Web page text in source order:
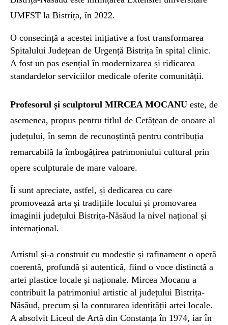
UMFST la Bistrița, în 2022.
O consecință a acestei inițiative a fost transformarea
Spitalului Județean de Urgență Bistrița în spital clinic.
A fost un pas esențial în modernizarea și ridicarea
standardelor serviciilor medicale oferite comunității.
Profesorul și sculptorul MIRCEA MOCANU este, de
asemenea, propus pentru titlul de Cetățean de onoare al
județului, în semn de recunoștință pentru contribuția
remarcabilă la îmbogățirea patrimoniului cultural prin
opere sculpturale de mare valoare.
Îi sunt apreciate, astfel, și dedicarea cu care
promovează arta și tradițiile locului și promovarea
imaginii județului Bistrița-Năsăud la nivel național și
internațional.
Artistul și-a construit cu modestie și rafinament o operă
coerentă, profundă și autentică, fiind o voce distinctă a
artei plastice locale și naționale. Mircea Mocanu a
contribuit la patrimoniul artistic al județului Bistrița-
Năsăud, precum și la conturarea identității artei locale.
A absolvit Liceul de Artă din Constanța în 1974, iar în